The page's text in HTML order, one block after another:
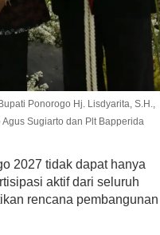
Ponorogo Hj. Lisdyarita, S.H.,
Sugiarto dan Plt Bapperida
2027 tidak dapat hanya
aktif dari seluruh
rencana pembangunan